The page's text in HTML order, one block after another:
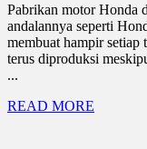
Pabrikan motor Honda
andalannya seperti
membuat hampir setiap
terus diproduksi
...
READ MORE